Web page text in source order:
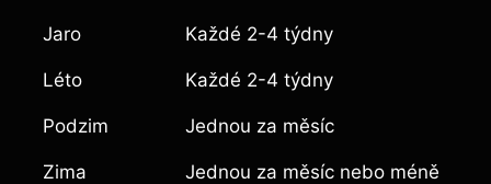
Jaro Každé 2-4 týdny
Léto Každé 2-4 týdny
Podzim Jednou za měsíc
Zima Jednou za měsíc ‌nebo méně